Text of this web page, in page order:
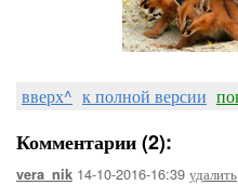
вверх^ к полной версии
Комментарии (2):
vera_nik 14-10-2016-16:39 удалить